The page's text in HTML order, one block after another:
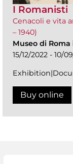
I Romanisti
Cenacoli e vita
– 1940)
Museo di
15/12/2022 - 10/
Buy online